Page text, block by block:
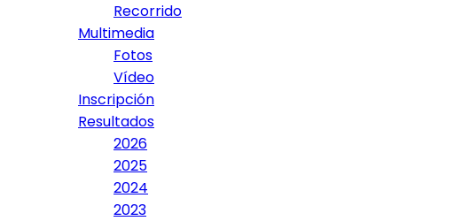
Recorrido
Multimedia
Fotos
Vídeo
Inscripción
Resultados
2026
2025
2024
2023